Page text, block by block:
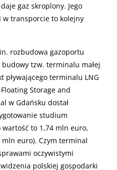
gaz skroplony. Jego
w transporcie to kolejny
rozbudowa gazoportu
tzw. terminalu małej
pływającego terminalu LNG
Storage and
w Gdańsku dostał
studium
to 1,74 mln euro,
euro). Czym terminal
oczywistymi
polskiej gospodarki